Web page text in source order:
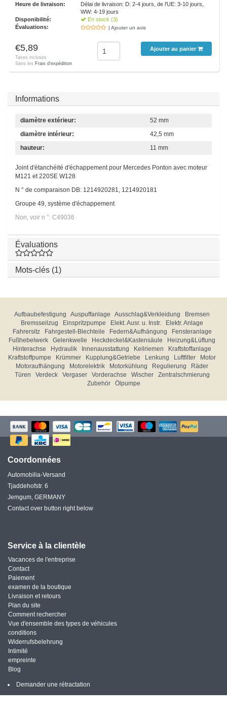
Heure de livraison:
Délai de livraison: D: 2-4 jours, de l'UE: 3-10 jours,
WW: 4-19 jours
Disponibilité:
En stock (3)
Évaluations:
| Ajouter un avis
€5,89
Taxes incluses
Sans les Frais d'expédition
Ajouter au panier
Informations
diamètre extérieur:
52 mm
diamètre intérieur:
42,5 mm
hauteur:
11 mm
Joint d'étanchéité d'échappement pour Mercedes Ponton avec moteur
M121 et 220SE W128
N ° de comparaison DB: 1214920281, 1214920181
Groupe 49, système d'échappement
Non, voir n °: C49036
Évaluations
Mots-clés (1)
Aufbaubefestigung Auspuffanlage Ausschlag&Verkleidung
Bremsen
Bremsseilzug
Einspritzpumpe Elekt. Ausr. u. Instr.
Elektr. Anlage
Fahrersitz
Fahrgestell-Blechteile Federn&Aufhängung
Fensteranlage
Fußhebelwerk
Gelenkwelle Heckdeckel&Kastensäule
Heizung&Lüftung
Hinterachse
Hydraulik Innenausstattung Keilriemen
Kraftstoffanlage
Kraftstoffpumpe
Krümmer Kupplung&Getriebe Lenkung Luftfilter
Motor
Motoraufhängung
Motorelektrik Motorkühlung Regulierung
Räder
Türen
Verdeck Vergaser Vorderachse Wischer
Zentralschmierung
Zubehör
Ölpumpe
Coordonnées
Automobilia-Versand
Tjaddehofstr. 6
Jemgum, GERMANY
Contact over button right below
Service à la clientèle
Vacances de l'entreprise
Contact
Paiement
examen de la boutique
Livraison et retours
Plan du site
Comment rechercher
Vue d'ensemble des types de véhicules
conditions
Widerrufsbelehrung
Intimité
empreinte
Blog
Demander une rétractation